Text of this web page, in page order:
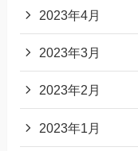
2023年4月
2023年3月
2023年2月
2023年1月